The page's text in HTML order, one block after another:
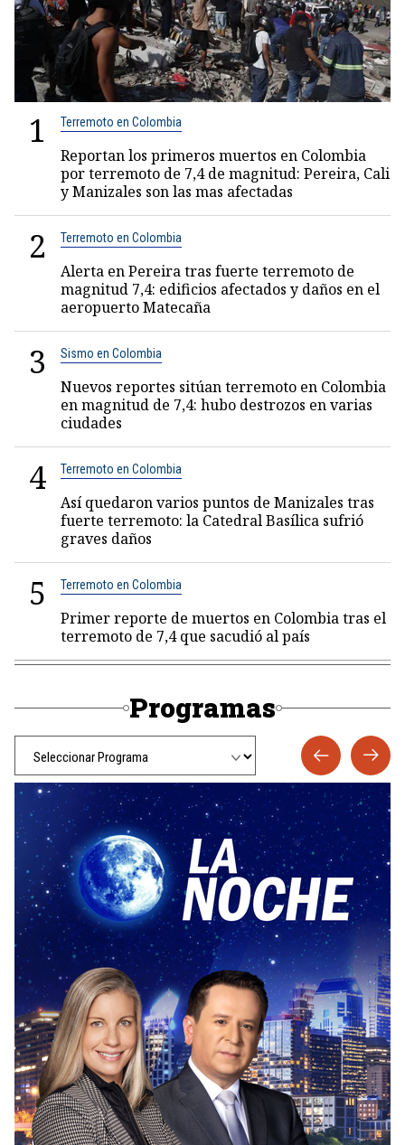
1 Terremoto en Colombia
Reportan los primeros muertos en Colombia
por terremoto de 7,4 de magnitud: Pereira, Cali
y Manizales son las mas afectadas
2 Terremoto en Colombia
Alerta en Pereira tras fuerte terremoto de
magnitud 7,4: edificios afectados y daños en el
aeropuerto Matecaña
3 Sismo en Colombia
Nuevos reportes sitúan terremoto en Colombia
en magnitud de 7,4: hubo destrozos en varias
ciudades
4 Terremoto en Colombia
Así quedaron varios puntos de Manizales tras
fuerte terremoto: la Catedral Basílica sufrió
graves daños
5 Terremoto en Colombia
Primer reporte de muertos en Colombia tras el
terremoto de 7,4 que sacudió al país
Programas